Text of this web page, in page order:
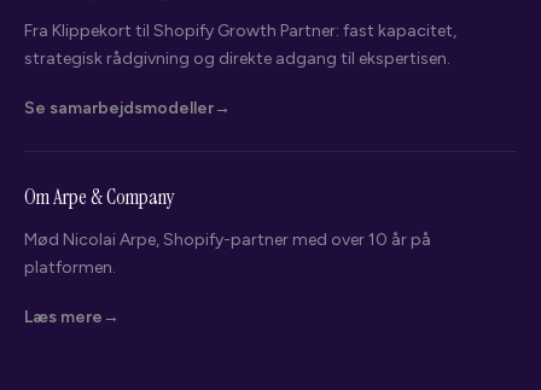
Fra Klippekort til Shopify Growth Partner: fast kapacitet,
strategisk rådgivning og direkte adgang til ekspertisen.
Se samarbejdsmodeller
Om Arpe & Company
Mød Nicolai Arpe, Shopify-partner med over 10 år på
platformen.
Læs mere